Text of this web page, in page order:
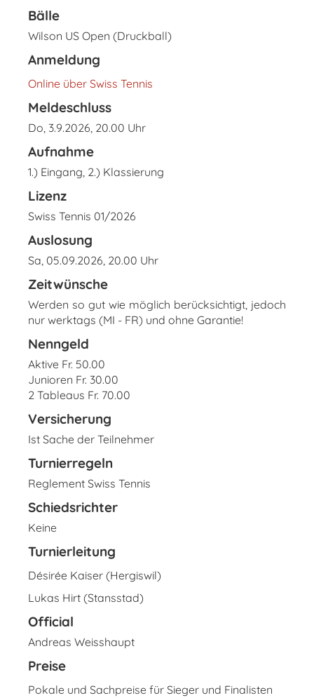
Bälle
Wilson US Open (Druckball)
Anmeldung
Online über Swiss Tennis
Meldeschluss
Do, 3.9.2026, 20.00 Uhr
Aufnahme
1.) Eingang, 2.) Klassierung
Lizenz
Swiss Tennis 01/2026
Auslosung
Sa, 05.09.2026, 20.00 Uhr
Zeitwünsche
Werden so gut wie möglich berücksichtigt, jedoch
nur werktags (MI - FR) und ohne Garantie!
Nenngeld
Aktive Fr. 50.00
Junioren Fr. 30.00
2 Tableaus Fr. 70.00
Versicherung
Ist Sache der Teilnehmer
Turnierregeln
Reglement Swiss Tennis
Schiedsrichter
Keine
Turnierleitung
Désirée Kaiser (Hergiswil)
Lukas Hirt (Stansstad)
Official
Andreas Weisshaupt
Preise
Pokale und Sachpreise für Sieger und Finalisten